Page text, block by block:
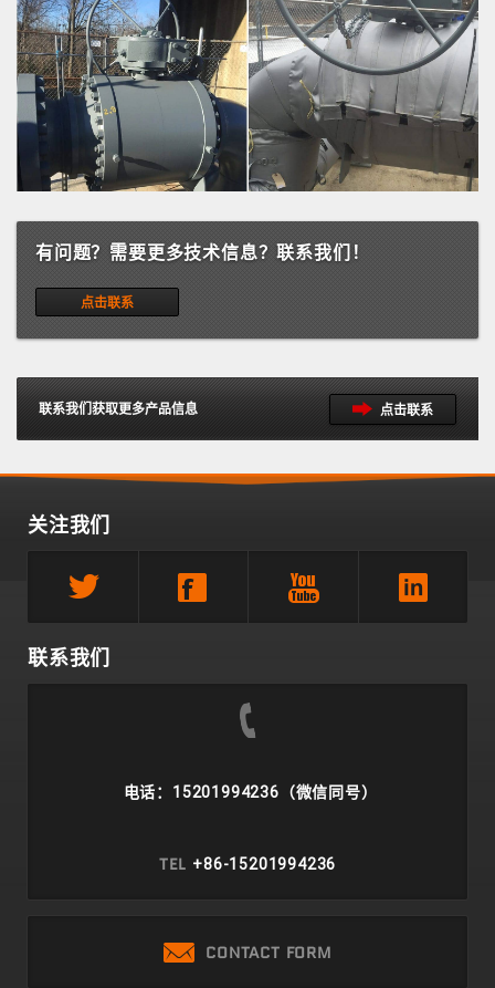
有问题？需要更多技术信息？联系我们！
点击联系
联系我们获取更多产品信息 点击联系
关注我们
联系我们
电话：15201994236（微信同号）
TEL +86-15201994236
CONTACT FORM